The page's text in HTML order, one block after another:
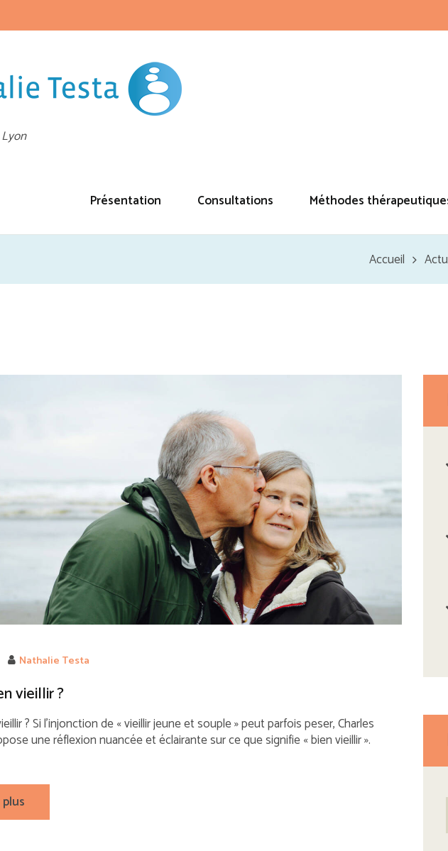
Présentation Consultations Méthodes
Accueil
Nathalie Testa
vieillir ?
? Si l’injonction de « vieillir jeune et souple » peut parfois peser, Charles
une réflexion nuancée et éclairante sur ce que signifie « bien vieillir ».